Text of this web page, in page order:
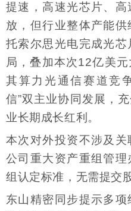
提速，高速光芯片、
放，但行业整体产能
托索尔思光电完成光
局，叠加本次12亿美
其算力光通信赛道竞
信”双主业协同发展，
业长期成长红利。
本次对外投资不涉及
公司重大资产重组管
组认定标准，无需提交
东山精密同步提示多